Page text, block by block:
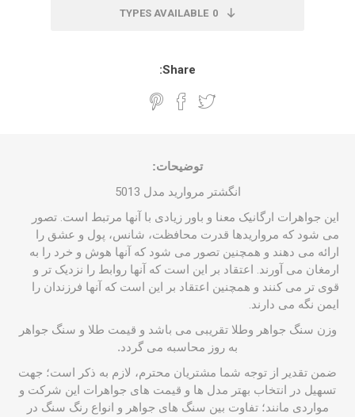
0
TYPES AVAILABLE
Share:
توضیحات:
انگشتر مروارید مدل 5013
این جواهرات ارگانیک معنا و باور زیادی با آنها مرتبط است. تصور
می شود که مرواریدها قدرت محافظت، شانس، پول و عشق را
ارائه می دهند و همچنین تصور می شود که آنها هوش و خرد را به
ارمغان می آورند. اعتقاد بر این است که آنها روابط را نزدیک تر و
قوی تر می کنند و همچنین اعتقاد بر این است که آنها فرزندان را
ایمن نگه می دارند.
وزن سنگ جواهر وطلا تقریبی می باشد و قیمت طلا و سنگ جواهر
به روز محاسبه می گردد.
ضمن تقدیر از توجه شما مشتریان محترم، لازم به ذکر است؛ جهت
تسهیل در انتخاب بهتر مدل ها و قیمت های جواهرات این شرکت و
مواردی مانند؛ تفاوت بین سنگ های جواهر و انواع رنگ سنگ در